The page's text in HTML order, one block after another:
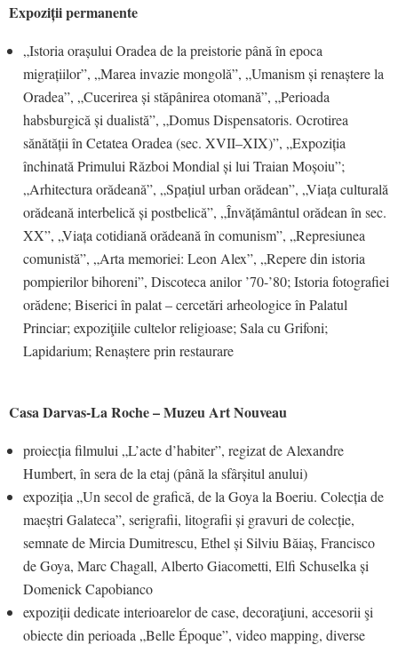
Expoziții permanente
„Istoria orașului Oradea de la preistorie până în epoca
migrațiilor”, „Marea invazie mongolă”, „Umanism și renaștere la
Oradea”, „Cucerirea și stăpânirea otomană”, „Perioada
habsburgică și dualistă”, „Domus Dispensatoris. Ocrotirea
sănătății în Cetatea Oradea (sec. XVII–XIX)”, „Expoziția
închinată Primului Război Mondial și lui Traian Moșoiu”;
„Arhitectura orădeană”, „Spațiul urban orădean”, „Viața culturală
orădeană interbelică și postbelică”, „Învățământul orădean în sec.
XX”, „Viața cotidiană orădeană în comunism”, „Represiunea
comunistă”, „Arta memoriei: Leon Alex”, „Repere din istoria
pompierilor bihoreni”, Discoteca anilor ’70-’80; Istoria fotografiei
orădene; Biserici în palat – cercetări arheologice în Palatul
Princiar; expoziţiile cultelor religioase; Sala cu Grifoni;
Lapidarium; Renaștere prin restaurare
Casa Darvas-La Roche – Muzeu Art Nouveau
proiecția filmului „L’acte d’habiter”, regizat de Alexandre
Humbert, în sera de la etaj (până la sfârșitul anului)
expoziția „Un secol de grafică, de la Goya la Boeriu. Colecția de
maeștri Galateca”, serigrafii, litografii și gravuri de colecție,
semnate de Mircia Dumitrescu, Ethel și Silviu Băiaș, Francisco
de Goya, Marc Chagall, Alberto Giacometti, Elfi Schuselka și
Domenick Capobianco
expoziții dedicate interioarelor de case, decoraţiuni, accesorii şi
obiecte din perioada „Belle Époque”, video mapping, diverse